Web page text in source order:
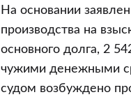
о
судебном
приказе”
На основании
производства на
основного долга, 2
чужими денежными
судом возбуждено